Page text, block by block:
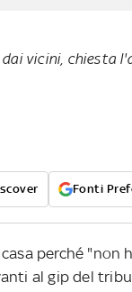
vicini, chiesta
Fonti
perché
al gip del